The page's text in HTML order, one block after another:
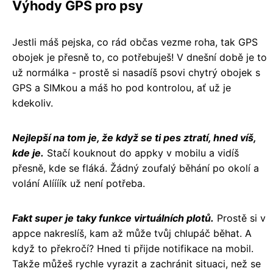
Výhody GPS pro psy
Jestli máš pejska, co rád občas vezme roha, tak GPS
obojek je přesně to, co potřebuješ! V dnešní době je to
už normálka - prostě si nasadíš psovi chytrý obojek s
GPS a SIMkou a máš ho pod kontrolou, ať už je
kdekoliv.
Nejlepší na tom je, že když se ti pes ztratí, hned víš,
kde je. Stačí kouknout do appky v mobilu a vidíš
přesně, kde se fláká. Žádný zoufalý běhání po okolí a
volání Alíííík už není potřeba.
Fakt super je taky funkce virtuálních plotů. Prostě si v
appce nakreslíš, kam až může tvůj chlupáč běhat. A
když to překročí? Hned ti přijde notifikace na mobil.
Takže můžeš rychle vyrazit a zachránit situaci, než se